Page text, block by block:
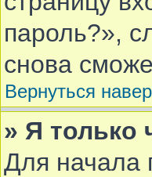
пароль?»,
снова
Вернуться
» Я только
Для начала